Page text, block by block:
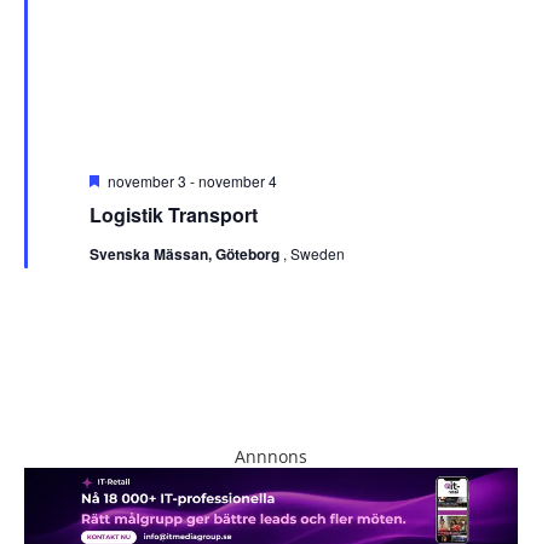
Logistik Transport
Utvalt
november 3 -november 4
Svenska Mässan, Göteborg , Sweden
Annnons